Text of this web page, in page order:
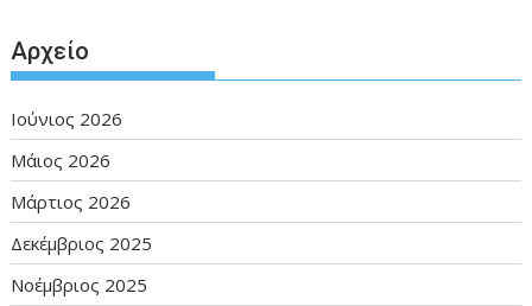
Αρχείο
Ιούνιος 2026
Μάιος 2026
Μάρτιος 2026
Δεκέμβριος 2025
Νοέμβριος 2025